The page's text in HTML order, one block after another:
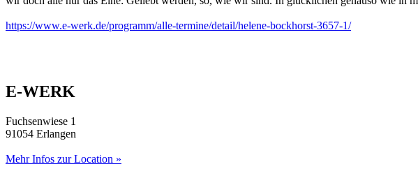
https://www.e-werk.de/programm/alle-termine/detail/helene-bockhorst-3657-1/
E-WERK
Fuchsenwiese 1
91054 Erlangen
Mehr Infos zur Location »